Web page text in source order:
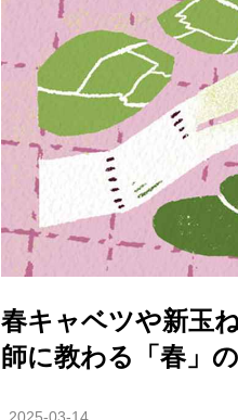
春キャベツや新玉
師に教わる「春」